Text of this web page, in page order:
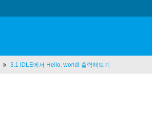
3.1 IDLE에서 Hello, world! 출력해보기